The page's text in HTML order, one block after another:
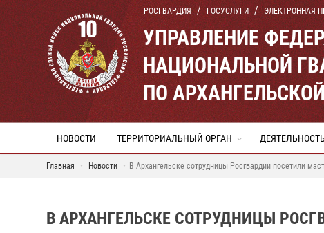
РОСГВАРДИЯ ГОСУСЛУГИ ЭЛЕКТРОННАЯ
УПРАВЛЕНИЕ
НАЦИОНАЛЬНОЙ
ПО
НОВОСТИ ТЕРРИТОРИАЛЬНЫЙ ОРГАН ДЕЯТЕЛЬНОСТЬ
Главная Новости В Архангельске сотрудницы Росгвардии посетили
В АРХАНГЕЛЬСКЕ СОТРУДНИЦЫ